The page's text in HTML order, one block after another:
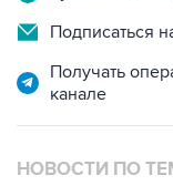
Получать
канале
НОВОСТИ ПО
7 августа 15:22